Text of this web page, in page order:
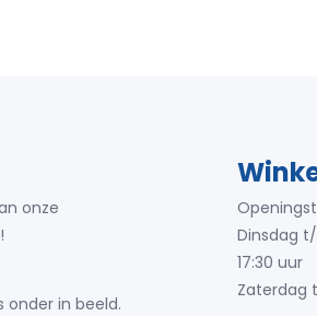
onze
onder in beeld.
Dinsdag
17:30 uur
Zaterdag